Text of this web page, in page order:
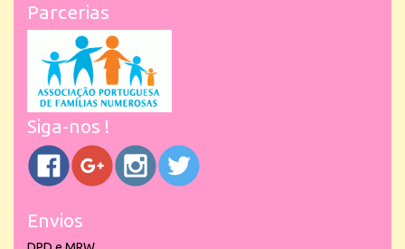
Parcerias
Siga-nos !
Envios